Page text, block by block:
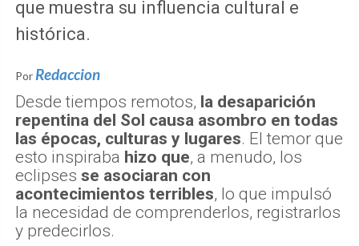
que muestra su influencia cultural e
histórica.
Por Redaccion
Desde tiempos remotos, la desaparición
repentina del Sol causa asombro en todas
las épocas, culturas y lugares. El temor que
esto inspiraba hizo que, a menudo, los
eclipses se asociaran con
acontecimientos terribles, lo que impulsó
la necesidad de comprenderlos, registrarlos
y predecirlos.